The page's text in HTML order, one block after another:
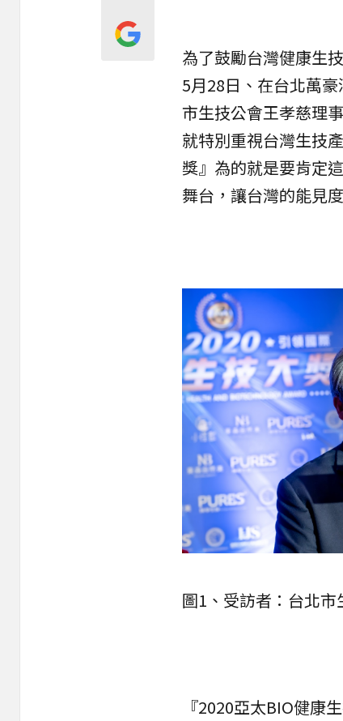
為了鼓勵台灣健康生
5月28日、在台北萬
市生技公會王孝慈理
就特別重視台灣生技
獎』為的就是要肯定
舞台，讓台灣的能見
圖1、受訪者：台北
『2020亞太BIO健康